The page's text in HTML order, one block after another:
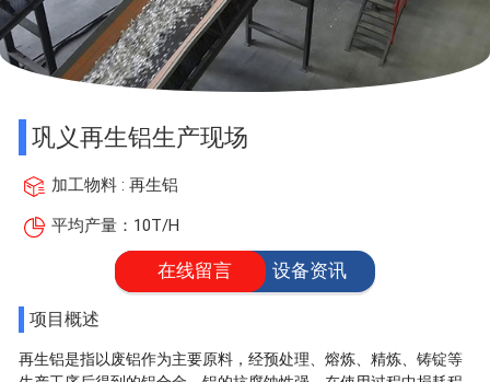
巩义再生铝生产现场
加工物料 : 再生铝
平均产量：10T/H
设备资讯
在线留言
项目概述
再生铝是指以废铝作为主要原料，经预处理、熔炼、精炼、铸锭等